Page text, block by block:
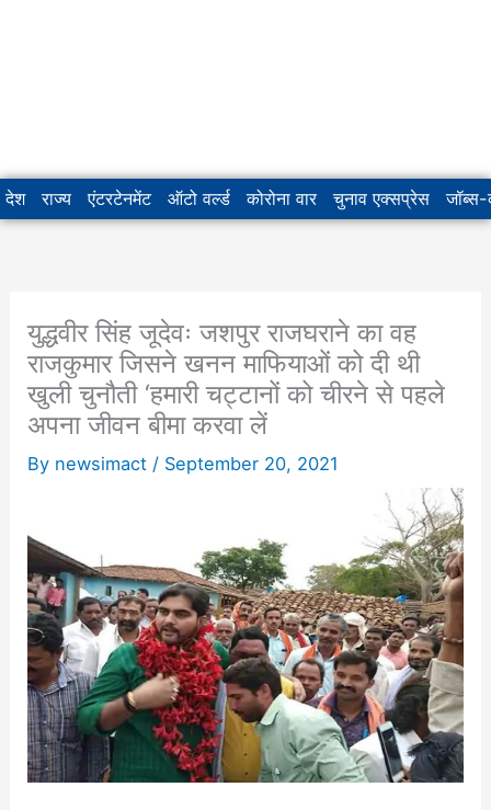
देश राज्य एंटरटेनमेंट ऑटो वर्ल्ड कोरोना वार चुनाव एक्सप्रेस जॉब्स-
युद्धवीर सिंह जूदेवः जशपुर राजघराने का वह
राजकुमार जिसने खनन माफियाओं को दी थी
खुली चुनौती ‘हमारी चट्टानों को चीरने से पहले
अपना जीवन बीमा करवा लें
By newsimact / September 20, 2021